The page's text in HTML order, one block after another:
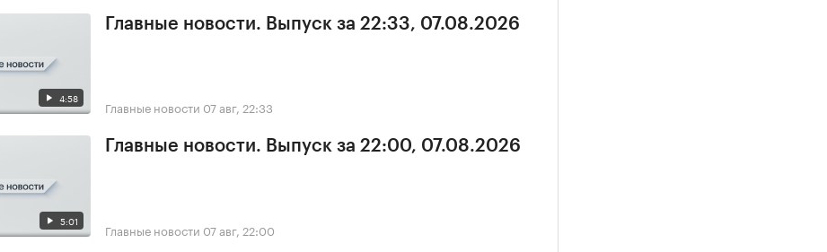
4:58
Главные новости. Выпуск за 22:33, 07.08.2026
Главные новости 07 авг, 22:33
5:01
Главные новости. Выпуск за 22:00, 07.08.2026
Главные новости 07 авг, 22:00